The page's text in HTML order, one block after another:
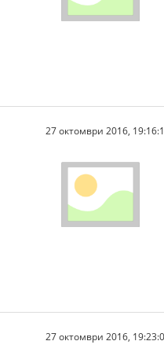
27 октомври 2016,
27 октомври 2016,